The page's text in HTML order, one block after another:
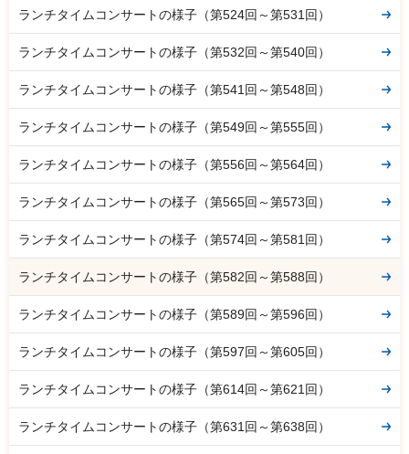
ランチタイムコンサートの様子（第524回～第531回）
ランチタイムコンサートの様子（第532回～第540回）
ランチタイムコンサートの様子（第541回～第548回）
ランチタイムコンサートの様子（第549回～第555回）
ランチタイムコンサートの様子（第556回～第564回）
ランチタイムコンサートの様子（第565回～第573回）
ランチタイムコンサートの様子（第574回～第581回）
ランチタイムコンサートの様子（第582回～第588回）
ランチタイムコンサートの様子（第589回～第596回）
ランチタイムコンサートの様子（第597回～第605回）
ランチタイムコンサートの様子（第614回～第621回）
ランチタイムコンサートの様子（第631回～第638回）